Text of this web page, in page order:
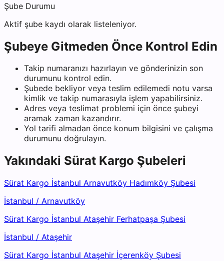
Şube Durumu
Aktif şube kaydı olarak listeleniyor.
Şubeye Gitmeden Önce Kontrol Edin
Takip numaranızı hazırlayın ve gönderinizin son
durumunu kontrol edin.
Şubede bekliyor veya teslim edilemedi notu varsa
kimlik ve takip numarasıyla işlem yapabilirsiniz.
Adres veya teslimat problemi için önce şubeyi
aramak zaman kazandırır.
Yol tarifi almadan önce konum bilgisini ve çalışma
durumunu doğrulayın.
Yakındaki Sürat Kargo Şubeleri
Sürat Kargo İstanbul Arnavutköy Hadımköy Şubesi
İstanbul / Arnavutköy
Sürat Kargo İstanbul Ataşehir Ferhatpaşa Şubesi
İstanbul / Ataşehir
Sürat Kargo İstanbul Ataşehir İçerenköy Şubesi